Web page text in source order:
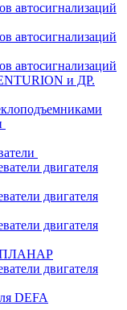
автосигнализаций
автосигнализаций
автосигнализаций
и ДР.
двигателя
двигателя
двигателя
ПЛАНАР
двигателя
DEFA